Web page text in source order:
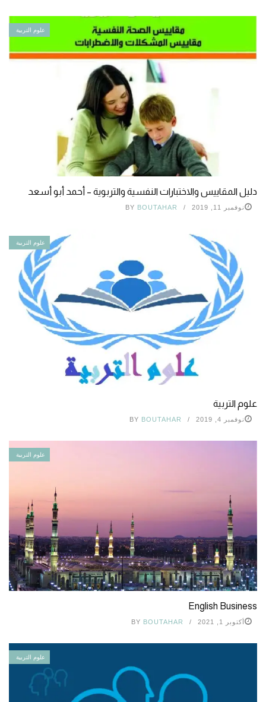
علوم التربية
دليل المقاييس والاختبارات النفسية والتربوية – أحمد أبو أسعد
نوفمبر 11, 2019 BY BOUTAHAR
علوم التربية
علوم التربية
نوفمبر 4, 2019 BY BOUTAHAR
علوم التربية
English Business
أكتوبر 1, 2021 BY BOUTAHAR
علوم التربية